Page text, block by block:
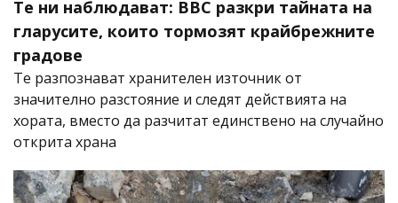
Те ни наблюдават: BBC разкри тайната на
гларусите, които тормозят крайбрежните
градове
Те разпознават хранителен източник от
значително разстояние и следят действията на
хората, вместо да разчитат единствено на случайно
открита храна